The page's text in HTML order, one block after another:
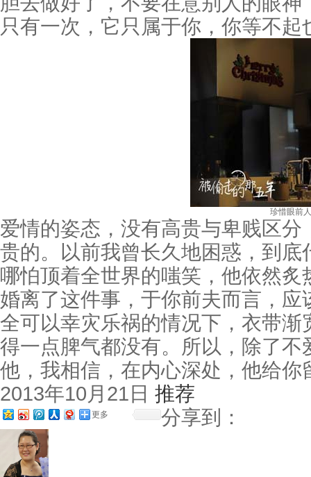
只有一次，它只属于你，你等不起
珍惜眼前
爱情的姿态，没有高贵与卑贱区
贵的。以前我曾长久地困惑，到
哪怕顶着全世界的嗤笑，他依然
婚离了这件事，于你前夫而言，
全可以幸灾乐祸的情况下，衣带
得一点脾气都没有。所以，除了
他，我相信，在内心深处，他给你
2013年10月21日 推荐
分享到：
更多